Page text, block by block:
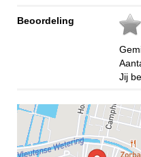
Beoordeling
Jij